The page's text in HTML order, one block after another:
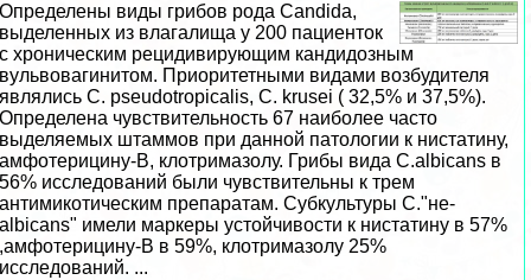
Определены виды грибов рода Candida,
выделенных из влагалища у 200 пациенток
с хроническим рецидивирующим кандидозным
вульвовaгинитом. Приоритетными видами возбудителя
являлись С. pseudotropicаlis, C. krusei ( 32,5% и 37,5%).
Определена чувствительность 67 наиболее часто
выделяемых штаммов при данной патологии к нистатину,
амфотерицину-В, клотримaзoлу. Грибы вида C.albicans в
56% исследований были чувствительны к трем
антимикотическим препаратам. Субкультуры С."не-
albicans" имели маркеры устойчивости к нистатину в 57%
,амфотерицину-В в 59%, клотримaзoлу 25%
исследований. ...